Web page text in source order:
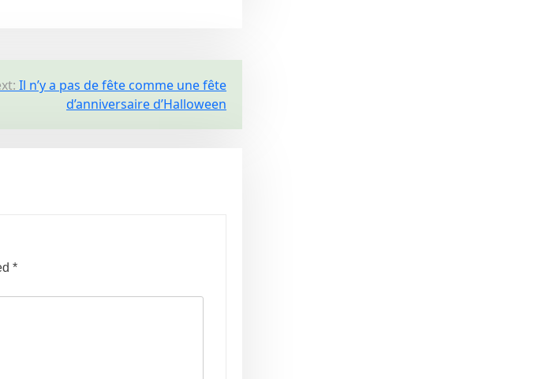
Il n’y a pas de fête comme une fête
d’anniversaire d’Halloween
*